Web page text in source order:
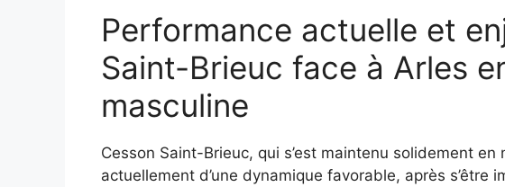
Performance actuelle et
Saint-Brieuc face à Arles
masculine
Cesson Saint-Brieuc, qui s’est maintenu solidement
actuellement d’une dynamique favorable, après s’être